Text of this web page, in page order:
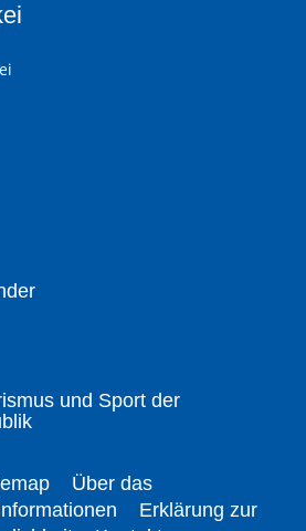
und Sport der
Über das
Erklärung zur